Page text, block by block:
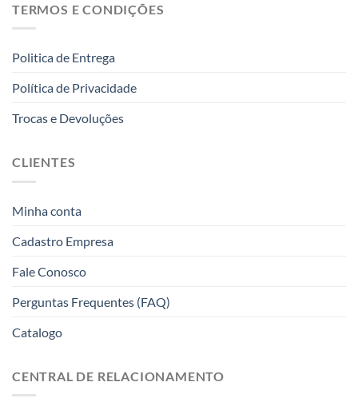
TERMOS E CONDIÇÕES
Politica de Entrega
Política de Privacidade
Trocas e Devoluções
CLIENTES
Minha conta
Cadastro Empresa
Fale Conosco
Perguntas Frequentes (FAQ)
Catalogo
CENTRAL DE RELACIONAMENTO